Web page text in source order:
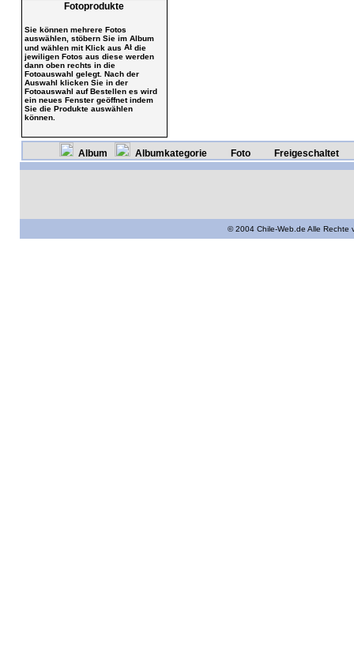
Fotoprodukte
Sie können mehrere Fotos
auswählen, stöbern Sie im Album
und wählen mit Klick aus
die
jewiligen Fotos aus diese werden
dann oben rechts in die
Fotoauswahl gelegt. Nach der
Auswahl klicken Sie in der
Fotoauswahl auf Bestellen es wird
ein neues Fenster geöffnet indem
Sie die Produkte auswählen
können.
Album Albumkategorie Foto Freigeschaltet
© 2004 Chile-Web.de Alle Rechte